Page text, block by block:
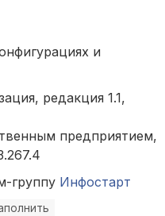
и
редакция 1.1,
предприятием,
группу Инфостарт